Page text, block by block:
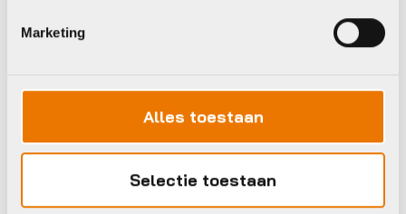
Marketing
Alles toestaan
Selectie toestaan